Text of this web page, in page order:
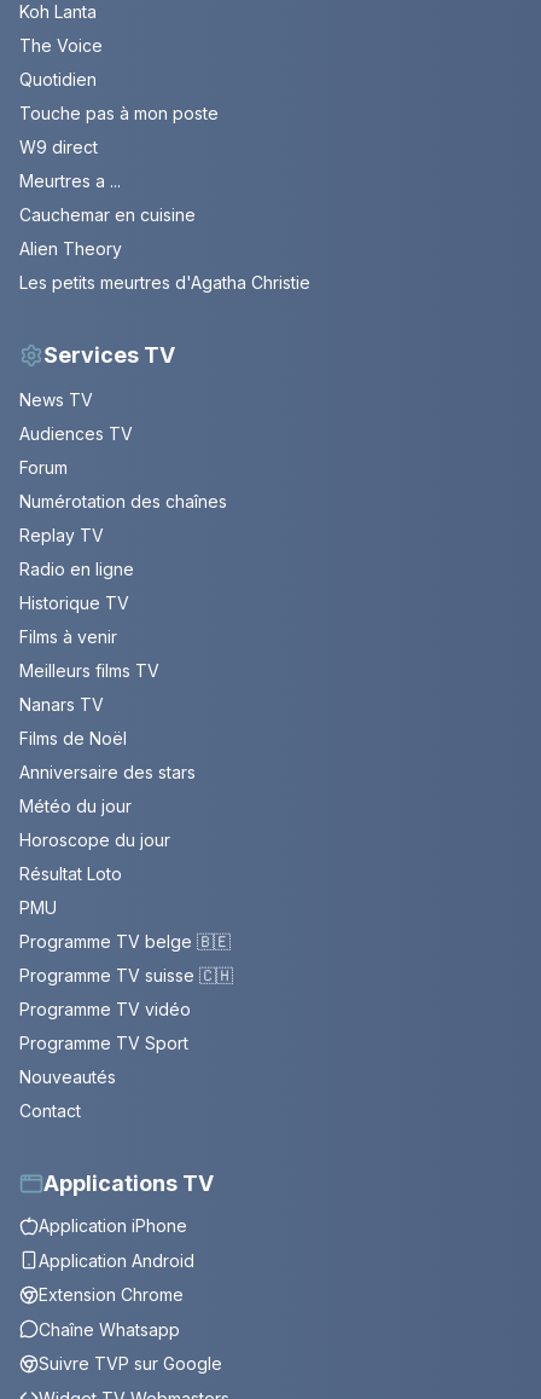
Koh Lanta
The Voice
Quotidien
Touche pas à mon poste
W9 direct
Meurtres a ...
Cauchemar en cuisine
Alien Theory
Les petits meurtres d'Agatha Christie
Services TV
News TV
Audiences TV
Forum
Numérotation des chaînes
Replay TV
Radio en ligne
Historique TV
Films à venir
Meilleurs films TV
Nanars TV
Films de Noël
Anniversaire des stars
Météo du jour
Horoscope du jour
Résultat Loto
PMU
Programme TV belge 🇧🇪
Programme TV suisse 🇨🇭
Programme TV vidéo
Programme TV Sport
Nouveautés
Contact
Applications TV
Application iPhone
Application Android
Extension Chrome
Chaîne Whatsapp
Suivre TVP sur Google